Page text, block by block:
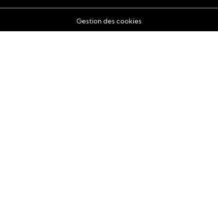
Gestion des cookies